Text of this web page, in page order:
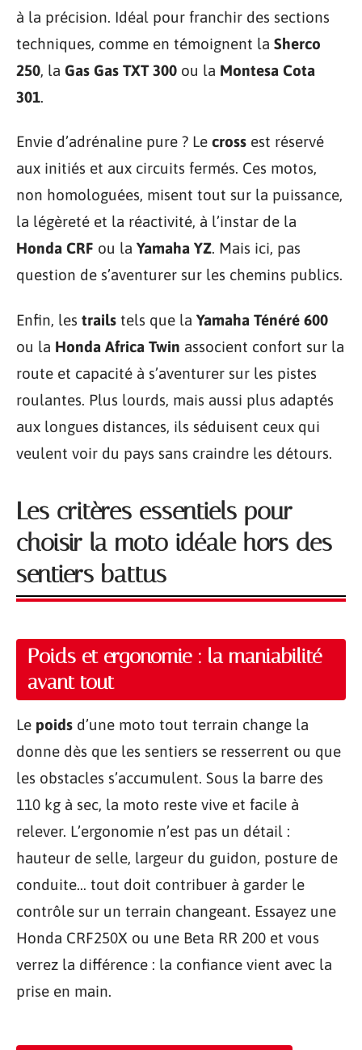
à la précision. Idéal pour franchir des sections
techniques, comme en témoignent la Sherco
250, la Gas Gas TXT 300 ou la Montesa Cota
301.
Envie d’adrénaline pure ? Le cross est réservé
aux initiés et aux circuits fermés. Ces motos,
non homologuées, misent tout sur la puissance,
la légèreté et la réactivité, à l’instar de la
Honda CRF ou la Yamaha YZ. Mais ici, pas
question de s’aventurer sur les chemins publics.
Enfin, les trails tels que la Yamaha Ténéré 600
ou la Honda Africa Twin associent confort sur la
route et capacité à s’aventurer sur les pistes
roulantes. Plus lourds, mais aussi plus adaptés
aux longues distances, ils séduisent ceux qui
veulent voir du pays sans craindre les détours.
Les critères essentiels pour
choisir la moto idéale hors des
sentiers battus
Poids et ergonomie : la maniabilité
avant tout
Le poids d’une moto tout terrain change la
donne dès que les sentiers se resserrent ou que
les obstacles s’accumulent. Sous la barre des
110 kg à sec, la moto reste vive et facile à
relever. L’ergonomie n’est pas un détail :
hauteur de selle, largeur du guidon, posture de
conduite… tout doit contribuer à garder le
contrôle sur un terrain changeant. Essayez une
Honda CRF250X ou une Beta RR 200 et vous
verrez la différence : la confiance vient avec la
prise en main.